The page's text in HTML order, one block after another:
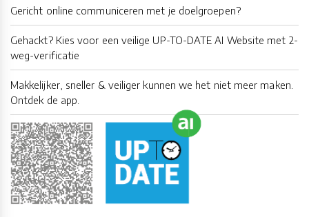
Gericht online communiceren met je doelgroepen?
Gehackt? Kies voor een veilige UP-TO-DATE AI Website met 2-
weg-verificatie
Makkelijker, sneller & veiliger kunnen we het niet meer maken.
Ontdek de app.